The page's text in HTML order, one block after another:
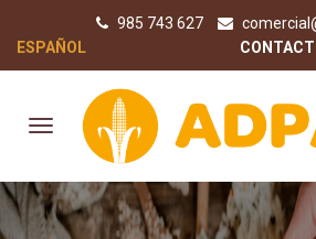
985 743 627
ESPAÑOL